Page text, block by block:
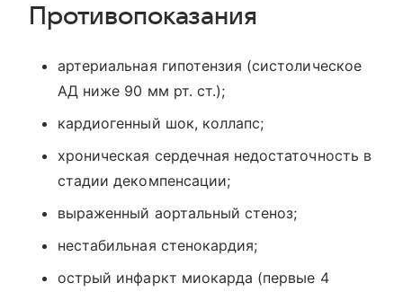
Противопоказания
артериальная гипотензия (систолическое
АД ниже 90 мм рт. ст.);
кардиогенный шок, коллапс;
хроническая сердечная недостаточность в
стадии декомпенсации;
выраженный аортальный стеноз;
нестабильная стенокардия;
острый инфаркт миокарда (первые 4